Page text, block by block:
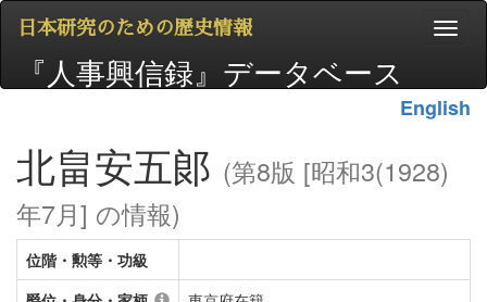
日本研究のための歴史情報
『人事興信録』データベース
English
北畠安五郞 (第8版 [昭和3(1928)
年7月] の情報)
位階・勲等・功級